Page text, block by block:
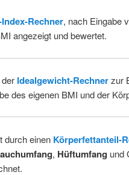
Rechner, nach Eingabe
angezeigt und bewertet.
Idealgewicht-Rechnerzur
des eigenen BMI und der
durch einen Körperfettanteil-
, Hüftumfang und